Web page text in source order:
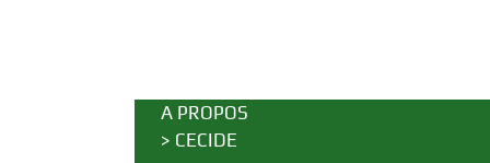
A PROPOS
> CECIDE